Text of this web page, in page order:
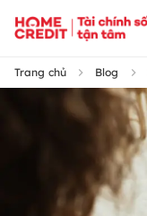
Trang chủ Blog